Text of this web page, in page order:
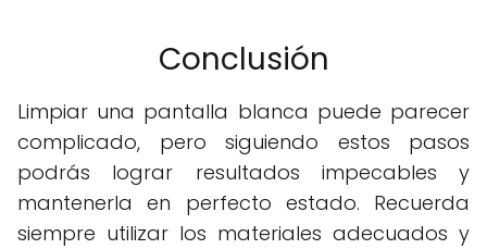
Conclusión
Limpiar una pantalla blanca puede parecer
complicado, pero siguiendo estos pasos
podrás lograr resultados impecables y
mantenerla en perfecto estado. Recuerda
siempre utilizar los materiales adecuados y